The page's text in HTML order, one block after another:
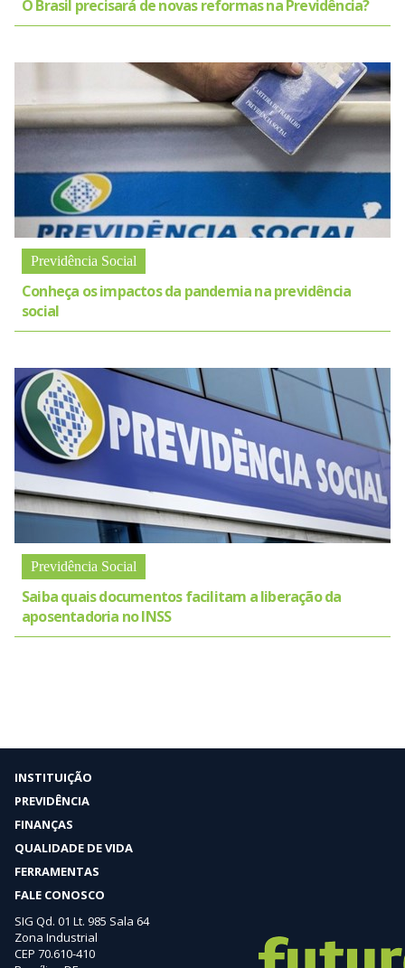
O Brasil precisará de novas reformas na Previdência?
Previdência Social
Conheça os impactos da pandemia na previdência
social
Previdência Social
Saiba quais documentos facilitam a liberação da
aposentadoria no INSS
INSTITUIÇÃO
PREVIDÊNCIA
FINANÇAS
QUALIDADE DE VIDA
FERRAMENTAS
FALE CONOSCO
SIG Qd. 01 Lt. 985 Sala 64
Zona Industrial
CEP 70.610-410